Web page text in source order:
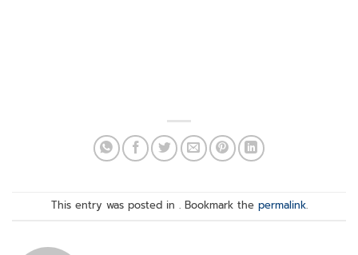
This entry was posted in . Bookmark the permalink.